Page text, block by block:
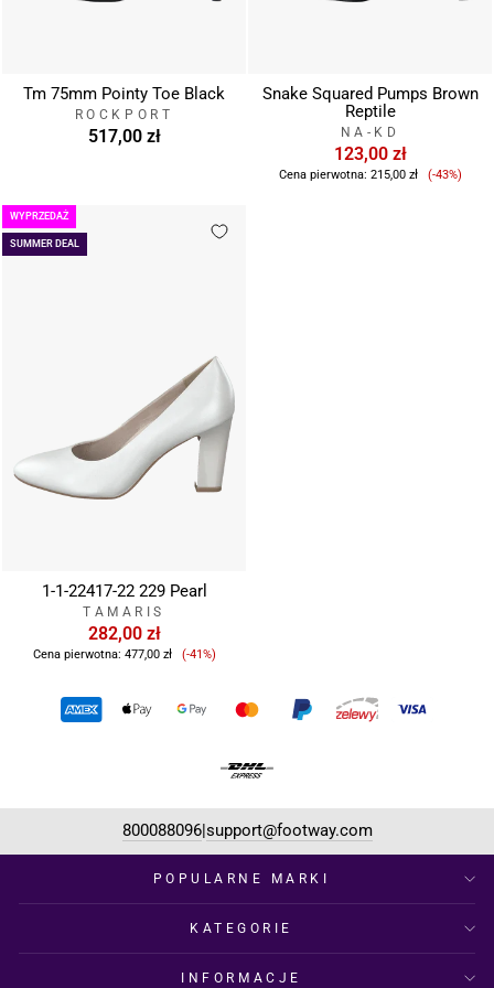
Tm 75mm Pointy Toe Black
ROCKPORT
517,00 zł
Snake Squared Pumps Brown
Reptile
NA-KD
123,00 zł
Cena pierwotna: 215,00 zł
Cena
(-43%)
SUMMER DEAL
WYPRZEDAŻ
1-1-22417-22 229 Pearl
TAMARIS
282,00 zł
Cena pierwotna: 477,00 zł
Cena
(-41%)
800088096| support@footway.com
POPULARNE MARKI
KATEGORIE
INFORMACJE